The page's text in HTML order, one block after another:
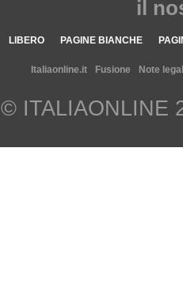
il
LIBERO PAGINE BIANCHE
Italiaonline.it Fusione Note
© ITALIAONLINE